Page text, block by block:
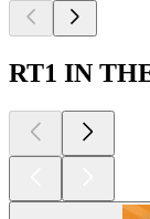
RT1 IN